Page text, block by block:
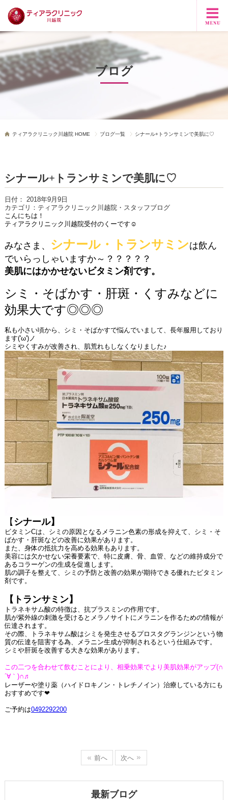
ブログ
ティアラクリニック川越院 HOME ブログ一覧 シナール+トランサミンで美肌に♡
シナール+トランサミンで美肌に♡
日付： 2018年9月9日
カテゴリ： ティアラクリニック川越院・スタッフブログ
こんにちは！
ティアラクリニック川越院受付のくーです☺
みなさま、 シナール・トランサミンは飲ん
でいらっしゃいますか～？？？？？
美肌にはかかせないビタミン剤です。
シミ
・そばかす・肝斑・くすみなどに
効果大です◎◎◎
私も小さい頃から、シミ・そばかすで悩んでいまして、長年服用しており
ます('ω')ノ
シミやくすみが改善され、肌荒れもしなくなりました♪
【 シナール】
ビタミンCは、シミの原因となるメラニン色素の形成を抑えて、シミ・そ
ばかす・肝斑などの改善に効果があります。
また、身体の抵抗力を高める効果もあります。
美容には欠かせない栄養要素で、特に皮膚、骨、血管、などの維持成分で
あるコラーゲンの生成を促進します。
肌の調子を整えて、シミの予防と改善の効果が期待できる優れたビタミン
剤です。
【トランサミン】
トラネキサム酸の特徴は、抗プラスミンの作用です。
肌が紫外線の刺激を受けるとメラノサイトにメラニンを作るための情報が
伝達されます。
その際、トラネキサム酸はシミを発生させるプロスタグランジンという物
質の伝達を阻害する為、メラニン生成が抑制されるという仕組みです。
シミや肝斑を改善する大きな効果があります。
この二つを合わせて飲むことにより、相乗効果でより美肌効果がアップ(∩
´∀｀)∩♬
レーザーや塗り薬（ハイドロキノン・トレチノイン）治療している方にも
おすすめです❤
ご予約は0492292200
前へ 次へ
最新ブログ